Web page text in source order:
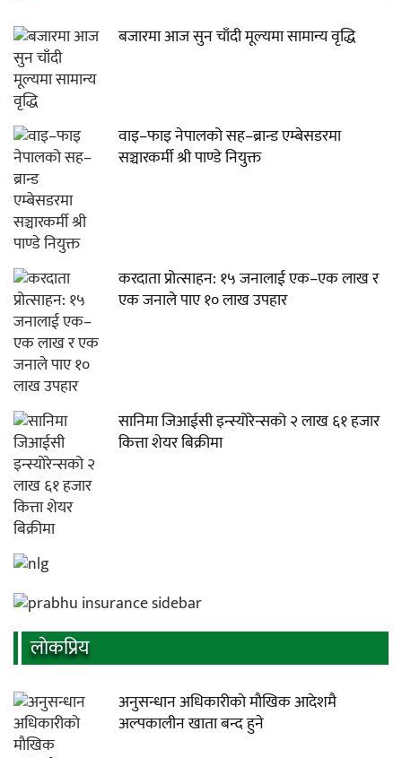
बजारमा आज सुन चाँदी मूल्यमा सामान्य वृद्धि
वाइ–फाइ नेपालको सह–ब्रान्ड एम्बेसडरमा
सञ्चारकर्मी श्री पाण्डे नियुक्त
करदाता प्रोत्साहन: १५ जनालाई एक–एक लाख र
एक जनाले पाए १० लाख उपहार
सानिमा जिआईसी इन्स्योरेन्सको २ लाख ६१ हजार
कित्ता शेयर बिक्रीमा
लाेकप्रिय
अनुसन्धान अधिकारीकाे माैखिक आदेशमै
अल्पकालीन खाता बन्द हुने